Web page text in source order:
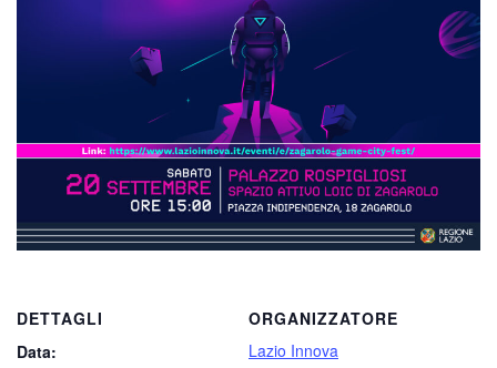
DETTAGLI
Data:
ORGANIZZATORE
Lazio Innova